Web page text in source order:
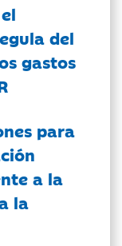
del
gastos
para
a la
la